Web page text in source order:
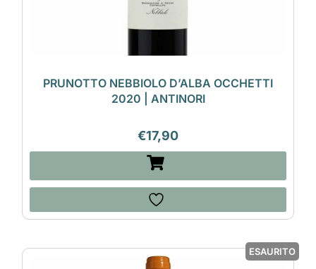
PRUNOTTO NEBBIOLO D’ALBA OCCHETTI
2020 | ANTINORI
€17,90
ESAURITO